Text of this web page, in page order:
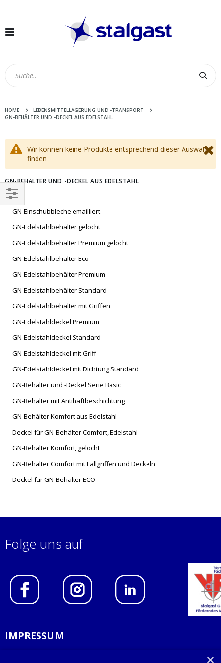
Navigation
HOME
LEBENSMITTELLAGERUNG UND -TRANSPORT
GN-BEHÄLTER UND -DECKEL AUS EDELSTAHL
Wir können keine Produkte entsprechend dieser Auswahl
finden
GN-BEHÄLTER UND -DECKEL AUS EDELSTAHL
GN-Einschubbleche emailliert
GN-Edelstahlbehälter gelocht
GN-Edelstahlbehälter Premium gelocht
GN-Edelstahlbehälter Eco
GN-Edelstahlbehälter Premium
GN-Edelstahlbehälter Standard
GN-Edelstahlbehälter mit Griffen
GN-Edelstahldeckel Premium
GN-Edelstahldeckel Standard
GN-Edelstahldeckel mit Griff
GN-Edelstahldeckel mit Dichtung Standard
GN-Behälter und -Deckel Serie Basic
GN-Behälter mit Antihaftbeschichtung
GN-Behälter Komfort aus Edelstahl
Deckel für GN-Behälter Comfort, Edelstahl
GN-Behälter Komfort, gelocht
GN-Behälter Comfort mit Fallgriffen und Deckeln
Deckel für GN-Behälter ECO
EINKAUFEN
Folge uns auf
IMPRESSUM
×